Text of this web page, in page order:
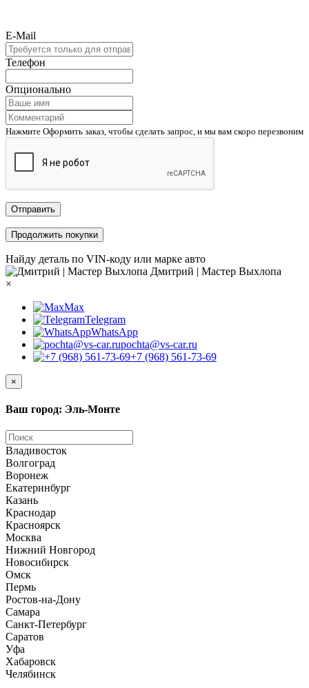
E-Mail
Телефон
Опционально
Нажмите Оформить заказ, чтобы сделать запрос, и мы вам скоро перезвоним
Отправить
Продолжить покупки
Найду деталь по VIN-коду или марке авто
Дмитрий | Мастер Выхлопа
×
Max
Telegram
WhatsApp
pochta@vs-car.ru
+7 (968) 561-73-69
×
Ваш город: Эль-Монте
Владивосток
Волгоград
Воронеж
Екатеринбург
Казань
Краснодар
Красноярск
Москва
Нижний Новгород
Новосибирск
Омск
Пермь
Ростов-на-Дону
Самара
Санкт-Петербург
Саратов
Уфа
Хабаровск
Челябинск